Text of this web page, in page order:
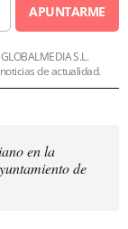
APUNTARME
S.L.
de actualidad.
en la
de